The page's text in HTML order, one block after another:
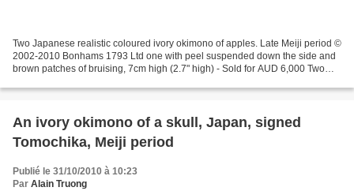
Two Japanese realistic coloured ivory okimono of apples. Late Meiji period ©
2002-2010 Bonhams 1793 Ltd one with peel suspended down the side and
brown patches of bruising, 7cm high (2.7" high) - Sold for AUD 6,000 Two
An ivory okimono of a skull, Japan, signed
Tomochika, Meiji period
Publié le 31/10/2010 à 10:23
Par Alain Truong